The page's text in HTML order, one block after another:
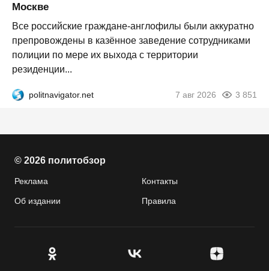
Москве
Все российские граждане-англофилы были аккуратно
препровождены в казённое заведение сотрудниками
полиции по мере их выхода с территории
резиденции...
politnavigator.net 7 авг 2026 3 851
© 2026 политобзор
Реклама Контакты
Об издании Правила